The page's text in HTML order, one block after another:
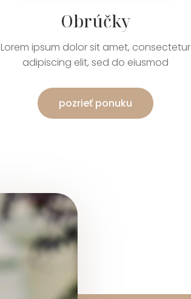
Obrúčky
Lorem ipsum dolor sit amet, consectetur
adipiscing elit, sed do eiusmod
pozrieť ponuku